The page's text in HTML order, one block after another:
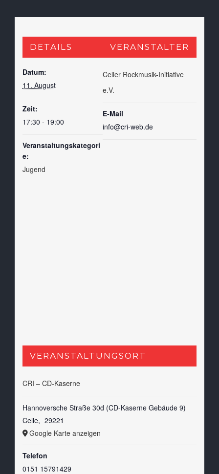
DETAILS
Datum:
11. August
Zeit:
17:30 - 19:00
Veranstaltungskategori
e:
Jugend
VERANSTALTER
Celler Rockmusik-Initiative
e.V.
E-Mail
info@cri-web.de
VERANSTALTUNGSORT
CRI – CD-Kaserne
Hannoversche Straße 30d (CD-Kaserne Gebäude 9)
Celle, 29221
Google Karte anzeigen
Telefon
0151 15791429